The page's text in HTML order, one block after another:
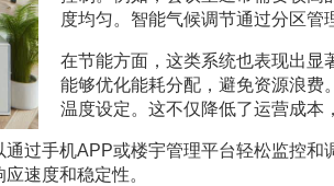
度均匀。智能气候调节通过分区管
在节能方面，这类系统也表现出显
能够优化能耗分配，避免资源浪费
温度设定。这不仅降低了运营成本
过手机APP或楼宇管理平台轻松监控
速度和稳定性。